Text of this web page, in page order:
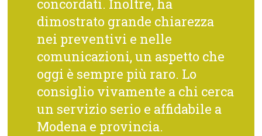
concordati. Inoltre, ha
dimostrato grande chiarezza
nei preventivi e nelle
comunicazioni, un aspetto che
oggi è sempre più raro. Lo
consiglio vivamente a chi cerca
un servizio serio e affidabile a
Modena e provincia.